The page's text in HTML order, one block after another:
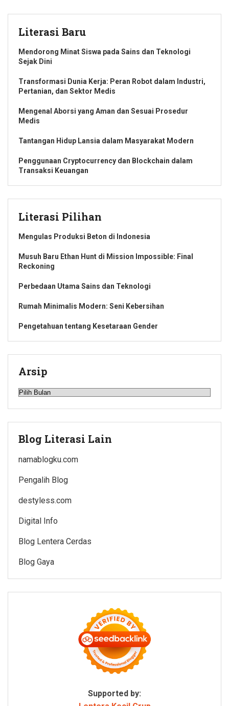
Literasi Baru
Mendorong Minat Siswa pada Sains dan Teknologi
Sejak Dini
Transformasi Dunia Kerja: Peran Robot dalam Industri,
Pertanian, dan Sektor Medis
Mengenal Aborsi yang Aman dan Sesuai Prosedur
Medis
Tantangan Hidup Lansia dalam Masyarakat Modern
Penggunaan Cryptocurrency dan Blockchain dalam
Transaksi Keuangan
Literasi Pilihan
Mengulas Produksi Beton di Indonesia
Musuh Baru Ethan Hunt di Mission Impossible: Final
Reckoning
Perbedaan Utama Sains dan Teknologi
Rumah Minimalis Modern: Seni Kebersihan
Pengetahuan tentang Kesetaraan Gender
Arsip
Arsip
Blog Literasi Lain
namablogku.com
Pengalih Blog
destyless.com
Digital Info
Blog Lentera Cerdas
Blog Gaya
Supported by: